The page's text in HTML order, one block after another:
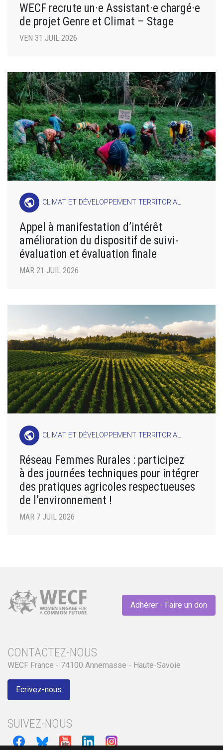
WECF recrute un·e Assistant·e chargé·e
de projet Genre et Climat – Stage
VEN 31 JUIL 2026
public CLIMAT ET DÉVELOPPEMENT TERRITORIAL
Appel à manifestation d’intérêt
amélioration du dispositif de suivi-
évaluation et évaluation finale
MAR 21 JUIL 2026
public CLIMAT ET DÉVELOPPEMENT TERRITORIAL
Réseau Femmes Rurales : participez
à des journées techniques pour intégrer
des pratiques agricoles respectueuses
de l’environnement !
MAR 7 JUIL 2026
Adhérer - Faire un don
CONTACTEZ-NOUS
WECF France - 74100 Annemasse - Haute-Savoie
Ecrivez-nous
SUIVEZ-NOUS